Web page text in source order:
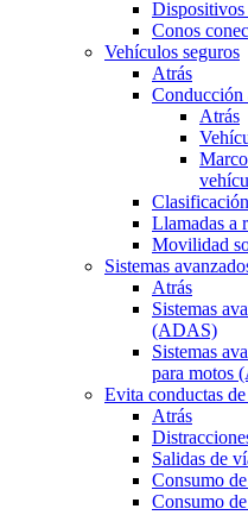
Dispositivos
Conos
Vehículos seguros
Atrás
Conducción
Atrás
Llamadas a
Movilidad
Sistemas
Atrás
Sistemas
(ADAS)
Sistemas
para motos
Evita conductas
Atrás
Salidas de
Consumo
Consumo